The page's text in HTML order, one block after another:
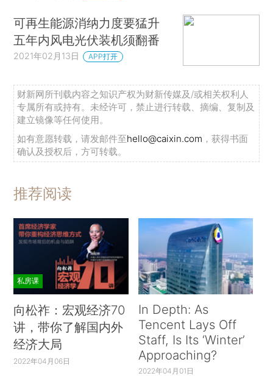
可再生能源消纳力度要猛升
五年内风电光伏装机须翻番
2021年02月13日 APP打开
财新网所刊载内容之知识产权为财新传媒及/或相关权利人
专属所有或持有。未经许可，禁止进行转载、摘编、复制及
建立镜像等任何使用。
如有意愿转载，请发邮件至hello@caixin.com ，获得书面
确认及授权后，方可转载。
推荐阅读
私房课
向松祚：宏观经济70
讲，带你了解国内外
经济大局
2022年04月06日
In Depth: As
Tencent Lays Off
Staff, Is Its ‘Winter’
Approaching?
2022年04月01日